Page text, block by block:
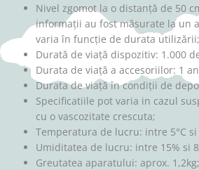
Nivel zgomot la o distanță de 50
informații au fost măsurate la un
varia în funcție de durata utilizării;
Durată de viață dispozitiv: 1.000
Durata de viață a accesoriilor: 1
Durata de viață în condiții de
Specificatiile pot varia in cazul
cu o vascozitate crescuta;
Temperatura de lucru: intre 5°C si
Umiditatea de lucru: intre 15% si
Greutatea aparatului: aprox. 1,2kg;